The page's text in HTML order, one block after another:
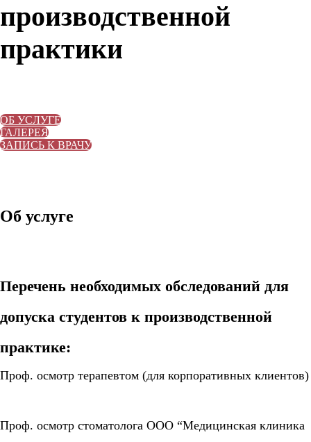
производственной
практики
ОБ УСЛУГЕ
ГАЛЕРЕЯ
ЗАПИСЬ К ВРАЧУ
Об услуге
Перечень необходимых обследований для
допуска студентов к производственной
практике:
Проф. осмотр терапевтом (для корпоративных клиентов)
Проф. осмотр стоматолога ООО “Медицинская клиника